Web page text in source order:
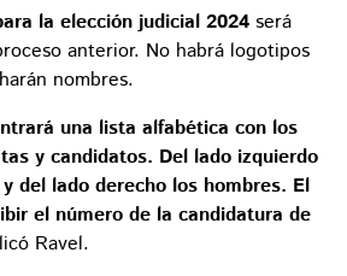
la elección judicial 2024 será
anterior. No habrá logotipos
nombres.
una lista alfabética con los
y candidatos. Del lado izquierdo
del lado derecho los hombres. El
el número de la candidatura de
Ravel.